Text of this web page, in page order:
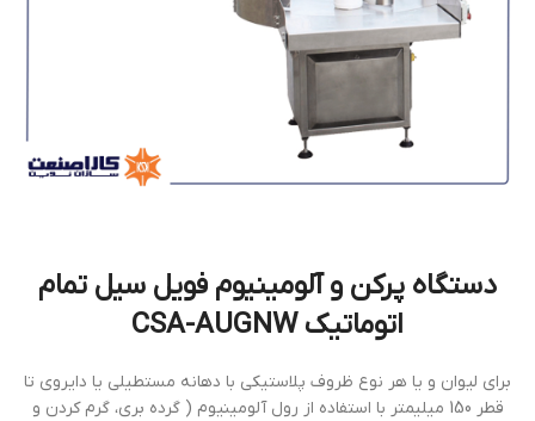
دستگاه پركن و آلومينيوم فويل سيل تمام
اتوماتيك CSA-AUGNW
براي ليوان و يا هر نوع ظروف پلاستيكي با دهانه مستطيلي يا دايروي تا
قطر 150 ميليمتر با استفاده از رول آلومينيوم ( گرده بري، گرم كردن و